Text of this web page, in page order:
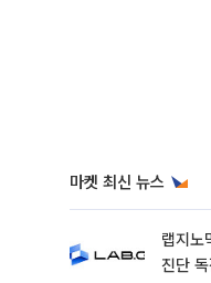
마켓 최신 뉴스
랩지노
진단